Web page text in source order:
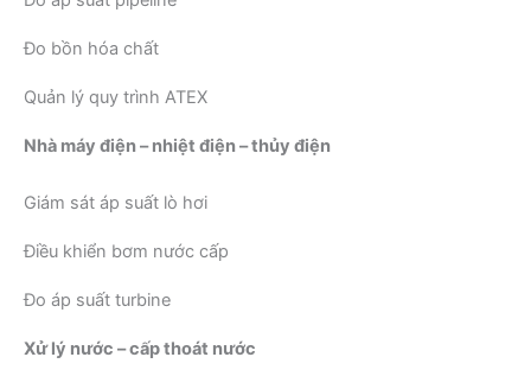
Đo bồn hóa chất
Quản lý quy trình ATEX
Nhà máy điện – nhiệt điện – thủy điện
Giám sát áp suất lò hơi
Điều khiển bơm nước cấp
Đo áp suất turbine
Xử lý nước – cấp thoát nước